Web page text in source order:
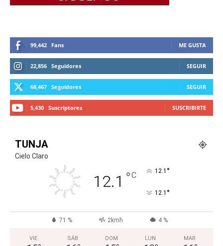
99,442 Fans ME GUSTA
22,856 Seguidores SEGUIR
68,467 Seguidores SEGUIR
5,430 Suscriptores SUSCRIBIRTE
TUNJA
Cielo Claro
12.1 °C 12.1 °
12.1 °
71 % 2kmh 4 %
VIE SÁB DOM LUN MAR